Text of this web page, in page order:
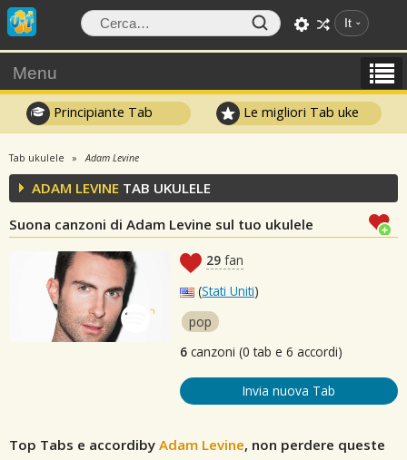
It
Menu
Principiante Tab Le migliori Tab uke
Tab ukulele Adam Levine
ADAM LEVINE TAB UKULELE
Suona canzoni di Adam Levine sul tuo ukulele
29 fan
(Stati Uniti)
pop
6 canzoni (0 tab e 6 accordi)
Invia nuova Tab
Top Tabs e accordiby Adam Levine, non perdere queste